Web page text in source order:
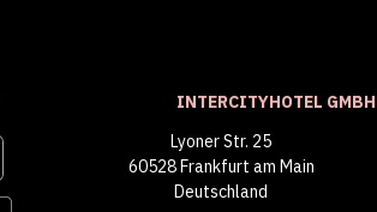
INTERCITYHOTEL GMBH
Lyoner Str. 25
60528 Frankfurt am Main
Deutschland